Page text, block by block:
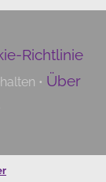
Richtlinie
• Über